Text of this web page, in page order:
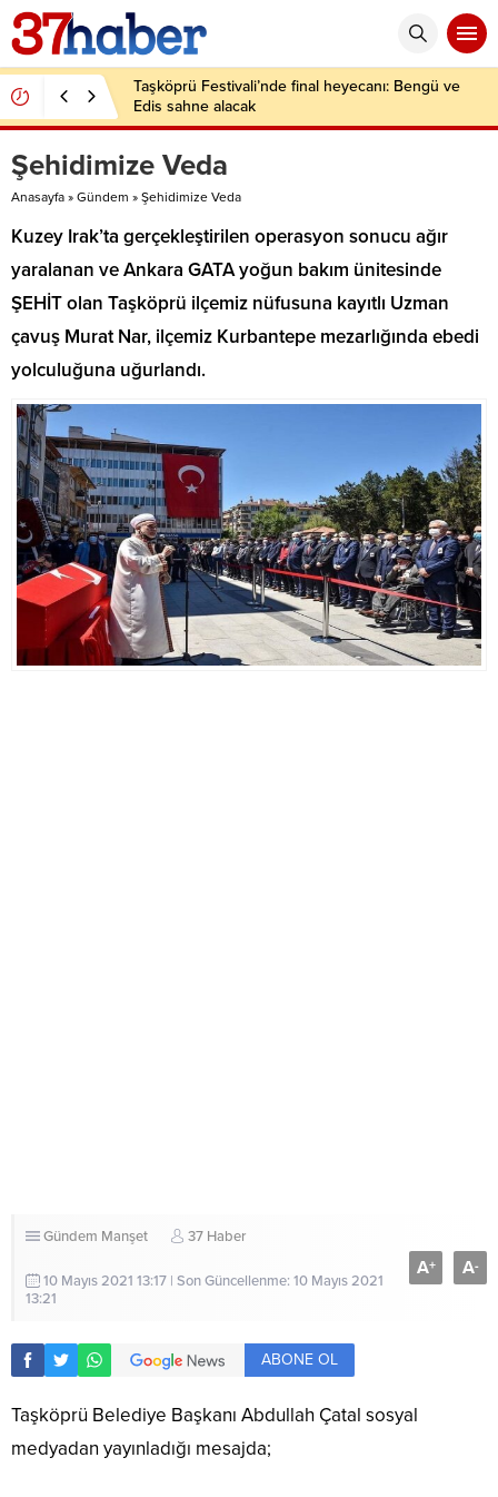
Taşköprü Festivali’nde final heyecanı: Bengü ve
Edis sahne alacak
Şehidimize Veda
Anasayfa » Gündem » Şehidimize Veda
Kuzey Irak’ta gerçekleştirilen operasyon sonucu ağır
yaralanan ve Ankara GATA yoğun bakım ünitesinde
ŞEHİT olan Taşköprü ilçemiz nüfusuna kayıtlı Uzman
çavuş Murat Nar, ilçemiz Kurbantepe mezarlığında ebedi
yolculuğuna uğurlandı.
Gündem Manşet 37 Haber
10 Mayıs 2021 13:17 | Son Güncellenme: 10 Mayıs 2021
13:21
A+ A-
ABONE OL
Taşköprü Belediye Başkanı Abdullah Çatal sosyal
medyadan yayınladığı mesajda;